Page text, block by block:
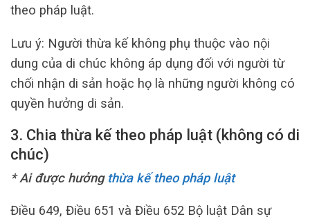
theo pháp luật.
Lưu ý: Người thừa kế không phụ thuộc vào nội
dung của di chúc không áp dụng đối với người từ
chối nhận di sản hoặc họ là những người không có
quyền hưởng di sản.
3. Chia thừa kế theo pháp luật (không có di
chúc)
* Ai được hưởng thừa kế theo pháp luật
Điều 649, Điều 651 và Điều 652 Bộ luật Dân sự